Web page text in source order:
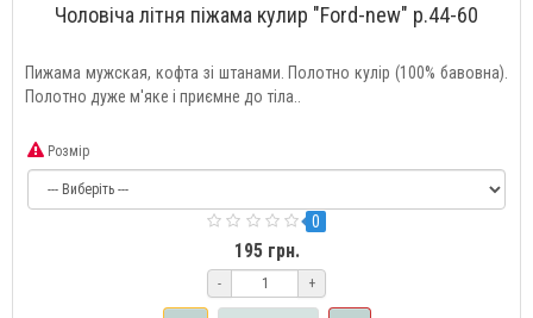
Чоловіча літня піжама кулир "Ford-new" р.44-60
Пижама мужская, кофта зі штанами. Полотно кулір (100% бавовна).
Полотно дуже м'яке і приємне до тіла..
Розмір
0
195 грн.
- +